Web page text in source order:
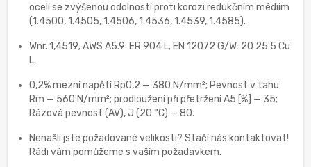
ocelí se zvýšenou odolností proti korozi redukčním médiím
(1.4500, 1.4505, 1.4506, 1.4536, 1.4539, 1.4585).
Wnr. 1,4519; AWS A5.9: ER 904 L; EN 12072 G/W: 20 25 5 Cu
L.
0,2% mezní napětí Rp0,2 — 380 N/mm²; Pevnost v tahu
Rm — 560 N/mm²; prodloužení při přetržení A5 [%] — 35;
Rázová pevnost (AV), J (20 °C) — 80.
Nenašli jste požadované velikosti? Stačí nás kontaktovat!
Rádi vám pomůžeme s vaším požadavkem.